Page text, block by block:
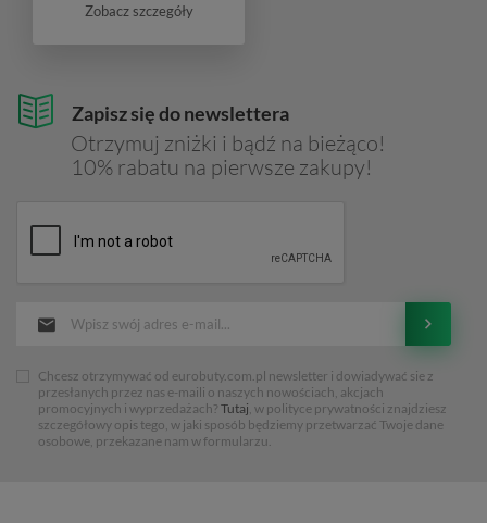
Zapisz się do newslettera
Otrzymuj zniżki i bądź na bieżąco!
10% rabatu na pierwsze zakupy!
Chcesz otrzymywać od eurobuty.com.pl newsletter i dowiadywać sie z
przesłanych przez nas e-maili o naszych nowościach, akcjach
promocyjnych i wyprzedażach? Tutaj, w polityce prywatności znajdziesz
szczegółowy opis tego, w jaki sposób będziemy przetwarzać Twoje dane
osobowe, przekazane nam w formularzu.
Zobacz szczegóły